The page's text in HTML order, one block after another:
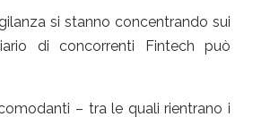
si stanno concentrando sui
di concorrenti Fintech può
– tra le quali rientrano i